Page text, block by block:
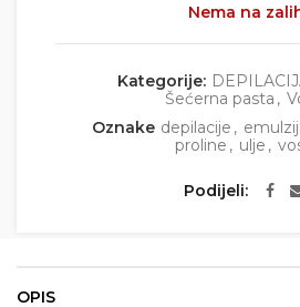
Nema na
Kategorije:
Šećerna pasta ,
Oznake depilacije ,
proline , ulje ,
Podijeli
OPIS